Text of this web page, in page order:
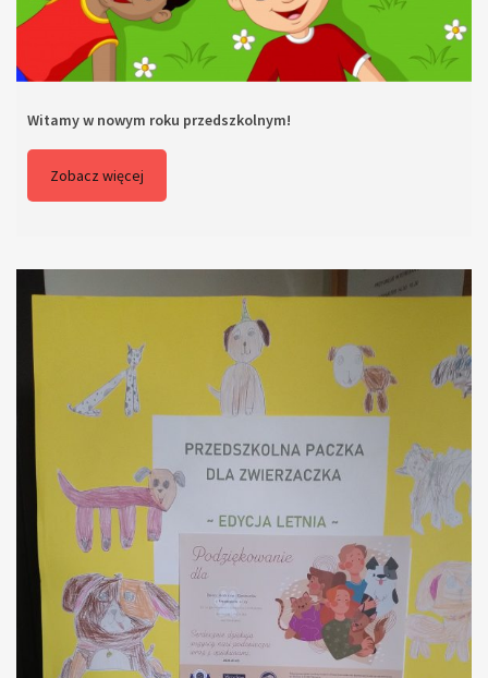
Witamy w nowym roku przedszkolnym!
Zobacz więcej